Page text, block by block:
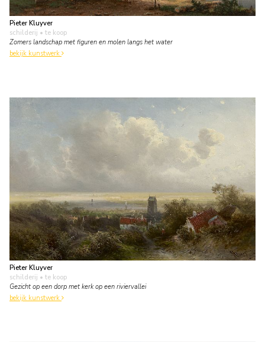
Pieter Kluyver
schilderij • te koop
Zomers landschap met figuren en molen langs het water
bekijk kunstwerk
Pieter Kluyver
schilderij • te koop
Gezicht op een dorp met kerk op een riviervallei
bekijk kunstwerk